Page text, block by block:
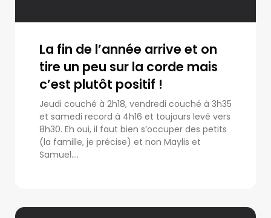
La fin de l’année arrive et on
tire un peu sur la corde mais
c’est plutôt positif !
Jeudi couché à 2h18, vendredi couché à 3h35
et samedi record à 4h16 et toujours levé vers
8h30. Eh oui, il faut bien s’occuper des petits
(la famille, je précise) et non Maylis et
Samuel....